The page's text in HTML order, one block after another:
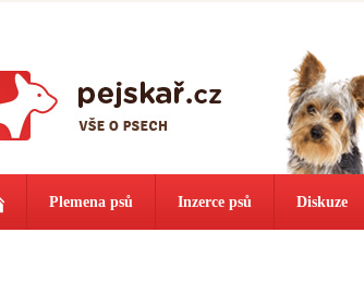
Plemena psů Inzerce psů Diskuze